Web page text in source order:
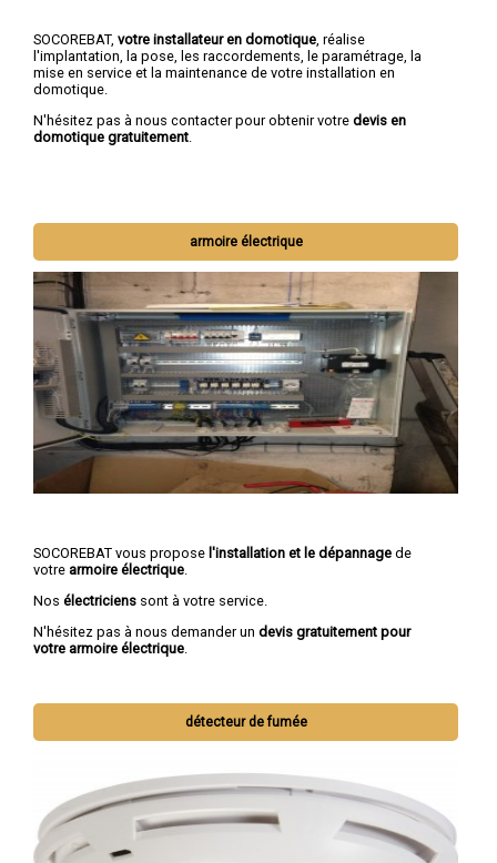
SOCOREBAT, votre installateur en domotique , réalise
l'implantation, la pose, les raccordements, le paramétrage, la
mise en service et la maintenance de votre installation en
domotique.
N'hésitez pas à nous contacter pour obtenir votre devis en
domotique gratuitement
armoire électrique
SOCOREBAT vous propose l'installation et le dépannage de
votre armoire électrique.
Nos électriciens sont à votre service.
N'hésitez pas à nous demander un devis gratuitement pour
votre armoire électrique
détecteur de fumée